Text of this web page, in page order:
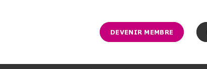
DEVENIR MEMBRE